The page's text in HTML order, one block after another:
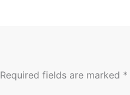
Required fields are marked *